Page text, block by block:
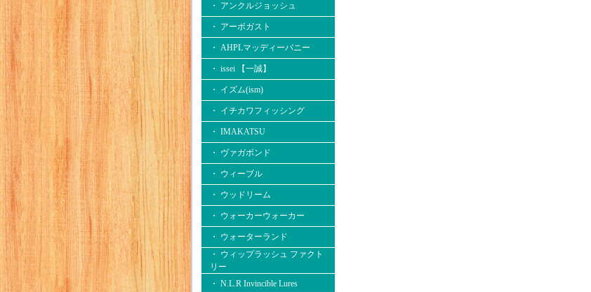
・ アンクルジョッシュ
・ アーボガスト
・ AHPLマッディーバニー
・ issei 【一誠】
・ イズム(ism)
・ イチカワフィッシング
・ IMAKATSU
・ ヴァガボンド
・ ウィーブル
・ ウッドリーム
・ ウォーカーウォーカー
・ ウォーターランド
・ ウィップラッシュ ファクト
リー
・ N.L.R Invincible Lures